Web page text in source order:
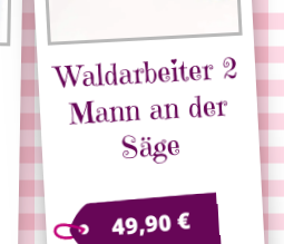
Waldarbeiter 2
Mann an der
Säge
49,90€